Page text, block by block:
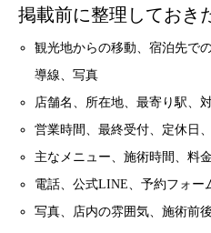
掲載前に整理しておき
観光地からの移動、宿泊先で
導線、写真
店舗名、所在地、最寄り駅、
営業時間、最終受付、定休日
主なメニュー、施術時間、料
電話、公式LINE、予約フォー
写真、店内の雰囲気、施術前